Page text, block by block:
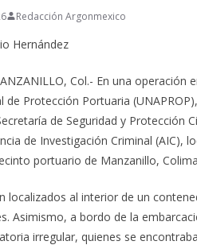
Redacción Argonmexico
Hernández
Col.- En una operación
de Protección Portuaria
de Seguridad y Protección
de Investigación Criminal (AIC),
portuario de Manzanillo,
localizados al interior de un
Asimismo, a bordo de la
irregular, quienes se